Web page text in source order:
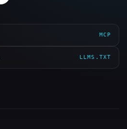
MCP
LLMS.TXT